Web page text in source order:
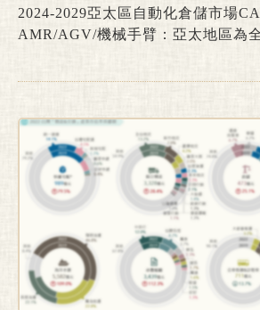
2024-2029亞太區自動化倉儲市場
AMR/AGV/機械手臂：亞太地區為